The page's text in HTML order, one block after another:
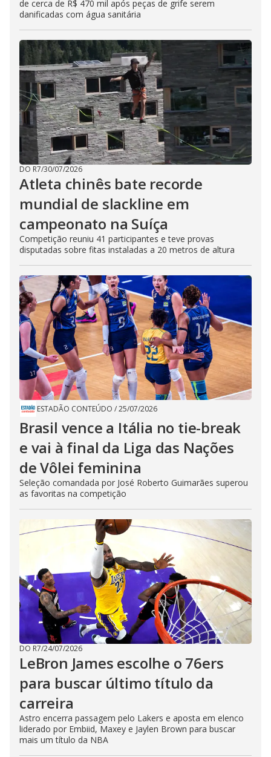
de cerca de R$ 470 mil após peças de grife serem
danificadas com água sanitária
DO R7/30/07/2026
Atleta chinês bate recorde
mundial de slackline em
campeonato na Suíça
Competição reuniu 41 participantes e teve provas
disputadas sobre fitas instaladas a 20 metros de altura
ESTADÃO CONTEÚDO /25/07/2026
Brasil vence a Itália no tie-break
e vai à final da Liga das Nações
de Vôlei feminina
Seleção comandada por José Roberto Guimarães superou
as favoritas na competição
DO R7/24/07/2026
LeBron James escolhe o 76ers
para buscar último título da
carreira
Astro encerra passagem pelo Lakers e aposta em elenco
liderado por Embiid, Maxey e Jaylen Brown para buscar
mais um título da NBA